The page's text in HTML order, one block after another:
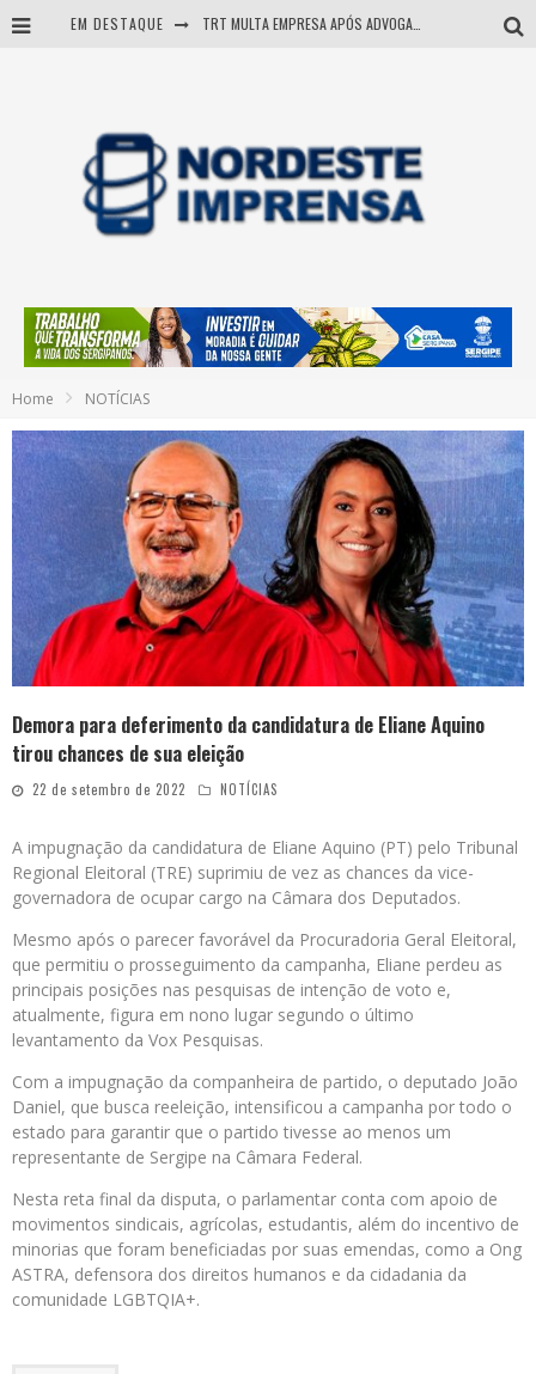
EM DESTAQUE TRT MULTA EMPRESA APÓS ADVOGADA USAR IA E INVENTAR PRECEDENTES JUDICIAIS
Mulher morre durante operação contra grupo investigado por roubo de cargas e tráfico de drogas em Sergipe
Home NOTÍCIAS
Demora para deferimento da candidatura de Eliane Aquino
tirou chances de sua eleição
22 de setembro de 2022 NOTÍCIAS
A impugnação da candidatura de Eliane Aquino (PT) pelo Tribunal
Regional Eleitoral (TRE) suprimiu de vez as chances da vice-
governadora de ocupar cargo na Câmara dos Deputados.
Mesmo após o parecer favorável da Procuradoria Geral Eleitoral,
que permitiu o prosseguimento da campanha, Eliane perdeu as
principais posições nas pesquisas de intenção de voto e,
atualmente, figura em nono lugar segundo o último
levantamento da Vox Pesquisas.
Com a impugnação da companheira de partido, o deputado João
Daniel, que busca reeleição, intensificou a campanha por todo o
estado para garantir que o partido tivesse ao menos um
representante de Sergipe na Câmara Federal.
Nesta reta final da disputa, o parlamentar conta com apoio de
movimentos sindicais, agrícolas, estudantis, além do incentivo de
minorias que foram beneficiadas por suas emendas, como a Ong
ASTRA, defensora dos direitos humanos e da cidadania da
comunidade LGBTQIA+.